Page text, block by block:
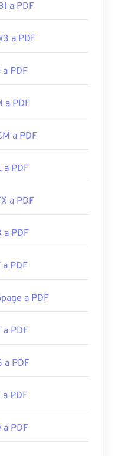
a PDF
a PDF
a PDF
a PDF
a PDF
a PDF
a PDF
a PDF
a PDF
a PDF
a PDF
a PDF
a PDF
a PDF